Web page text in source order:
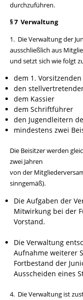
durchzuführen.
§ 7 Verwaltung
1. Die Verwaltung der
ausschließlich aus
und setzt sich wie folgt
dem 1. Vorsitzenden
den
dem Kassier
dem Schriftführer
den Jugendleitern
mindestens zwei
Die Beisitzer werden
zwei Jahren
von der
sinngemäß).
Die Aufgaben der
Mitwirkung bei der
Vorstand.
Die Verwaltung
Aufnahme weiterer
Fortbestand der
Ausscheiden eines
4. Die Verwaltung ist